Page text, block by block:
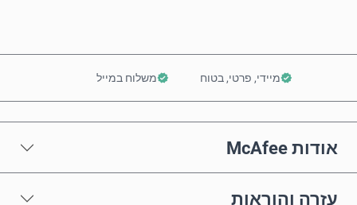
מיידי, פרטי, בטוח משלוח במייל
אודות McAfee
עזרה והוראות